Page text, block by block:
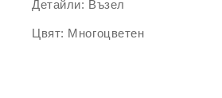
Детайли: Възел
Цвят: Многоцветен